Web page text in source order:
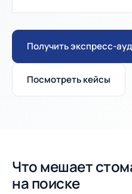
Получить экспресс-
Посмотреть кейсы
Что мешает
на поиске